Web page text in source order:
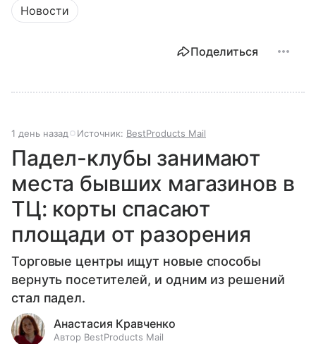
Новости
Поделиться
1 день назад Источник: BestProducts Mail
Падел-клубы занимают
места бывших магазинов в
ТЦ: корты спасают
площади от разорения
Торговые центры ищут новые способы
вернуть посетителей, и одним из решений
стал падел.
Анастасия Кравченко
Автор BestProducts Mail